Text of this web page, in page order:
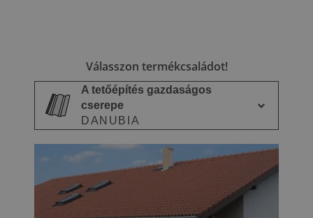
Válasszon termékcsaládot!
A tetőépítés gazdaságos
cserepe
DANUBIA
Könnyű és erős
Modern vonalú
ZENIT MAX